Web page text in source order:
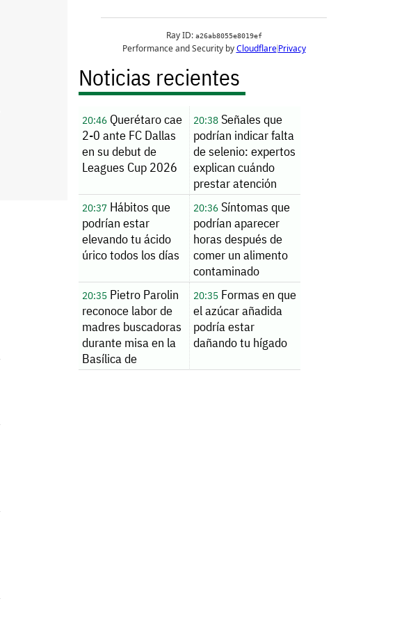
Noticias recientes
20:46 Querétaro cae
2-0 ante FC Dallas
en su debut de
Leagues Cup 2026
20:38Señales que
podrían indicar falta
de selenio: expertos
explican cuándo
prestar atención
20:37 Hábitos que
podrían estar
elevando tu ácido
úrico todos los días
20:36Síntomas que
podrían aparecer
horas después de
comer un alimento
contaminado
20:35 Pietro Parolin
reconoce labor de
madres buscadoras
durante misa en la
Basílica de
Guadalupe
20:35Formas en que
el azúcar añadida
podría estar
dañando tu hígado